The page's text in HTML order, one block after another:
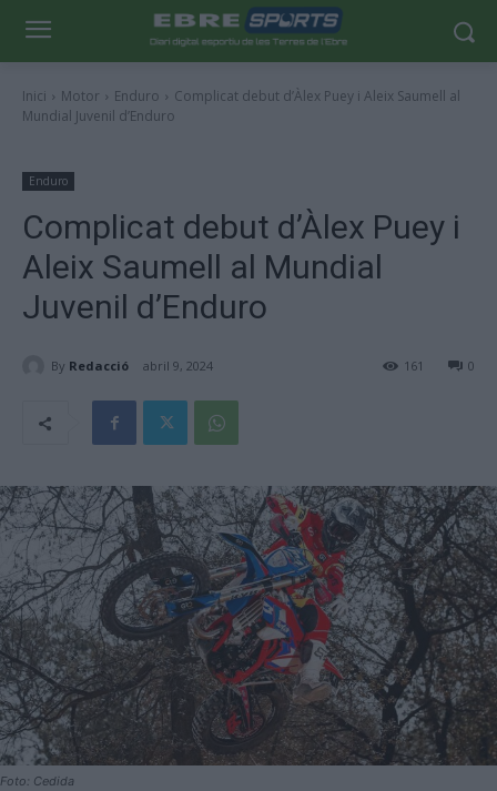
Inici Motor Enduro
Complicat debut d’Àlex Puey i Aleix Saumell al
Mundial Juvenil d’Enduro
Enduro
Complicat debut d’Àlex Puey i
Aleix Saumell al Mundial
Juvenil d’Enduro
By Redacció abril 9, 2024 0
161
Foto: Cedida